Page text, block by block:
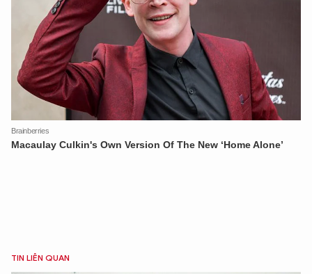
TIN LIÊN QUAN